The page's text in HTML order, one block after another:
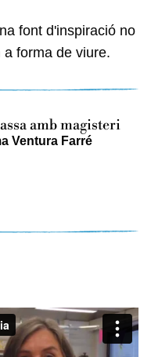
font d'inspiració no
forma de viure.
amb magisteri
Ventura Farré